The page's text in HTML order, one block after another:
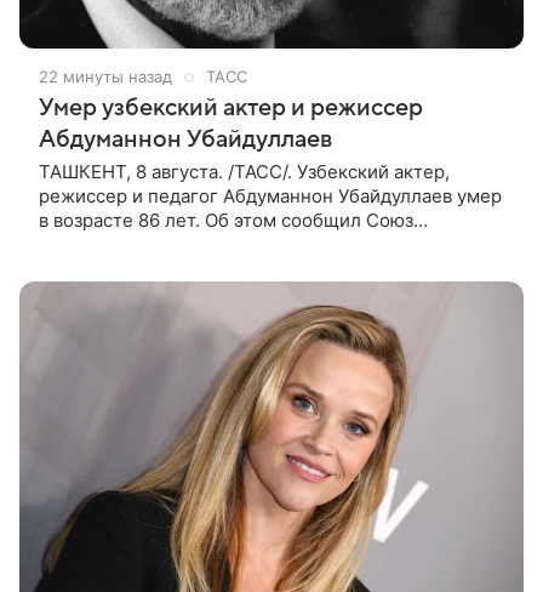
22 минуты назад ТАСС
Умер узбекский актер и режиссер
Абдуманнон Убайдуллаев
ТАШКЕНТ, 8 августа. /ТАСС/. Узбекский актер,
режиссер и педагог Абдуманнон Убайдуллаев умер
в возрасте 86 лет. Об этом сообщил Союз